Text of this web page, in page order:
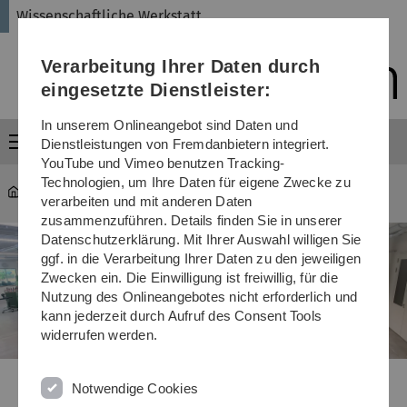
Direkt
Direkt
Direkt
(Sprache,
Drucken,
Media)
Direkt
Direkt
Wissenschaftliche Werkstatt
Menü
Wissenschaftliche Werkstatt Mechanik
Verarbeitung Ihrer Daten durch
eingesetzte Dienstleister:
In unserem Onlineangebot sind Daten und
Dienstleistungen von Fremdanbietern integriert.
YouTube und Vimeo benutzen Tracking-
Technologien, um Ihre Daten für eigene Zwecke zu
verarbeiten und mit anderen Daten
zusammenzuführen. Details finden Sie in unserer
Datenschutzerklärung. Mit Ihrer Auswahl willigen Sie
ggf. in die Verarbeitung Ihrer Daten zu den jeweiligen
Zwecken ein. Die Einwilligung ist freiwillig, für die
Nutzung des Onlineangebotes nicht erforderlich und
kann jederzeit durch Aufruf des Consent Tools
widerrufen werden.
Notwendige Cookies